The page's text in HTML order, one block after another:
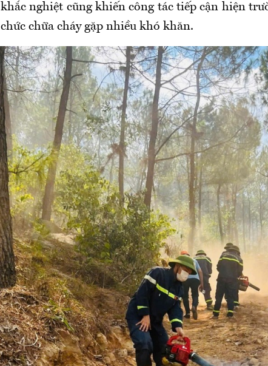
khắc nghiệt cũng khiến công tác tiếp cận hiện
chức chữa cháy gặp nhiều khó khăn.